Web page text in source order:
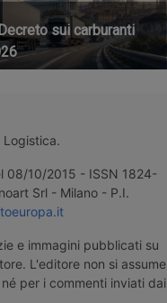
sui carburanti
Logistica.
08/10/2015 - ISSN 1824-
Srl - Milano - P.I.
e immagini pubblicati su
L'editore non si assume
per i commenti inviati dai